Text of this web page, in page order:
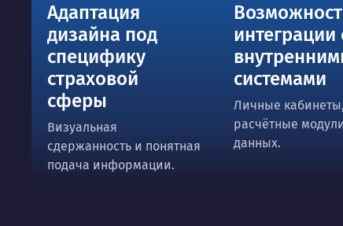
Адаптация
дизайна под
специфику
страховой
сферы
Визуальная
сдержанность и понятная
подача информации.
интеграции
системами
Личные кабинеты,
расчётные
данных.